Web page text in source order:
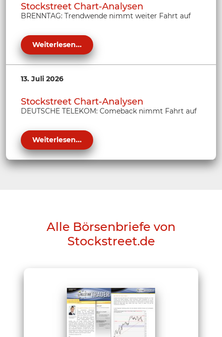
Stockstreet Chart-Analysen
BRENNTAG: Trendwende nimmt weiter Fahrt auf
Weiterlesen...
13. Juli 2026
Stockstreet Chart-Analysen
DEUTSCHE TELEKOM: Comeback nimmt Fahrt auf
Weiterlesen...
Alle Börsenbriefe von
Stockstreet.de